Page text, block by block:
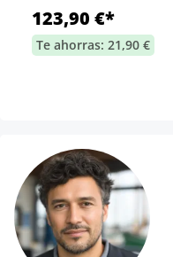
123,90 €*
Te ahorras: 21,90 €